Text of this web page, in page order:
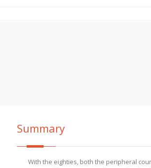
Summary
With the eighties, both the peripheral